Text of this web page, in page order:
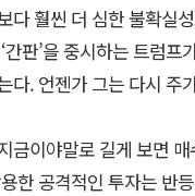
다 훨씬 더 심한 불확실
판’을 중시하는 트럼
다. 언젠가 그는 다시 주
금이야말로 길게 보면
한 공격적인 투자는 반